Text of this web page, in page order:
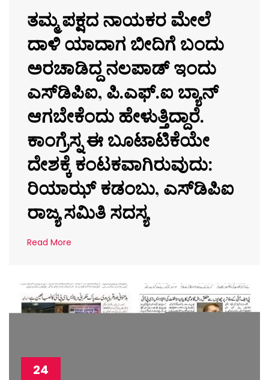
ತಮ್ಮ ಪಕ್ಷದ ನಾಯಕರ ಮೇಲೆ
ದಾಳಿ ಯಾದಾಗ ಬೀದಿಗೆ ಬಂದು
ಅರಚಾಡಿದ್ದ ನಲಪಾಡ್ ಇಂದು
ಎಸ್‌ಡಿಪಿಐ, ಪಿ.ಎಫ್.ಐ ಬ್ಯಾನ್
ಆಗಬೇಕೆಂದು ಹೇಳುತ್ತಿದ್ದಾರೆ.
ಕಾಂಗ್ರೆಸ್ನ ಈ ಬೂಟಾಟಿಕೆಯೇ
ದೇಶಕ್ಕೆ ಕಂಟಕವಾಗಿರುವುದು:
ರಿಯಾಝ್ ಕಡಂಬು, ಎಸ್‌ಡಿಪಿಐ
ರಾಜ್ಯ ಸಮಿತಿ ಸದಸ್ಯ
Read More
24